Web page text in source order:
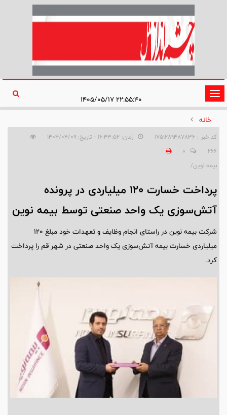
تغییر
وضعیت
ناوبری
خانه
کد خبر : 1751289487836
زمان: ۱۶:۴۳:۵۲ - تاریخ: ۱۴۰۴/۰۴/۰۹
266
0
بیمه نوین/
پرداخت خسارت 120 میلیاردی در پرونده
آتش‌سوزی یک واحد صنعتی توسط بیمه نوین
شرکت بیمه نوین در راستای انجام وظایف و تعهدات خود مبلغ 120
میلیاردی خسارت بیمه آتش‌سوزی یک واحد صنعتی در شهر قم را پرداخت
کرد.